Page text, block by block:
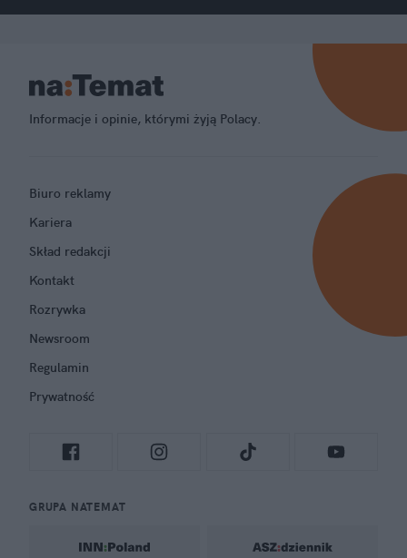
Informacje i opinie, którymi żyją Polacy.
Biuro reklamy
Kariera
Skład redakcji
Kontakt
Rozrywka
Newsroom
Regulamin
Prywatność
GRUPA NATEMAT